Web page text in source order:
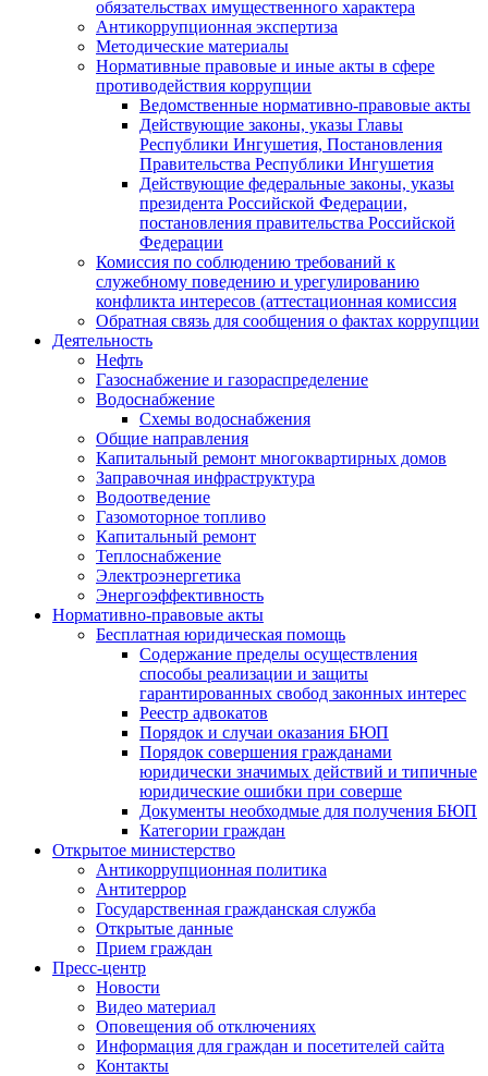
обязательствах имущественного характера
Антикоррупционная экспертиза
Методические материалы
Нормативные правовые и иные акты в сфере
противодействия коррупции
Ведомственные нормативно-правовые акты
Действующие законы, указы Главы
Республики Ингушетия, Постановления
Правительства Республики Ингушетия
Действующие федеральные законы, указы
президента Российской Федерации,
постановления правительства Российской
Федерации
Комиссия по соблюдению требований к
служебному поведению и урегулированию
конфликта интересов (аттестационная комиссия
Обратная связь для сообщения о фактах коррупции
Деятельность
Нефть
Газоснабжение и газораспределение
Водоснабжение
Схемы водоснабжения
Общие направления
Капитальный ремонт многоквартирных домов
Заправочная инфраструктура
Водоотведение
Газомоторное топливо
Капитальный ремонт
Теплоснабжение
Электроэнергетика
Энергоэффективность
Нормативно-правовые акты
Бесплатная юридическая помощь
Содержание пределы осуществления
способы реализации и защиты
гарантированных свобод законных интерес
Реестр адвокатов
Порядок и случаи оказания БЮП
Порядок совершения гражданами
юридически значимых действий и типичные
юридические ошибки при соверше
Документы необходмые для получения БЮП
Категории граждан
Открытое министерство
Антикоррупционная политика
Антитеррор
Государственная гражданская служба
Открытые данные
Прием граждан
Пресс-центр
Новости
Видео материал
Оповещения об отключениях
Информация для граждан и посетителей сайта
Контакты